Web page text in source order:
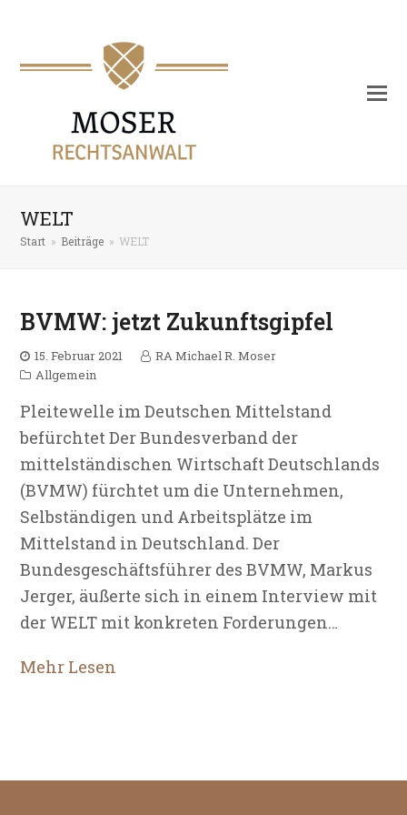
WELT
Start » Beiträge » WELT
BVMW: jetzt Zukunftsgipfel
15. Februar 2021
RA Michael R. Moser
Allgemein
Pleitewelle im Deutschen Mittelstand
befürchtet Der Bundesverband der
mittelständischen Wirtschaft Deutschlands
(BVMW) fürchtet um die Unternehmen,
Selbständigen und Arbeitsplätze im
Mittelstand in Deutschland. Der
Bundesgeschäftsführer des BVMW, Markus
Jerger, äußerte sich in einem Interview mit
der WELT mit konkreten Forderungen…
Mehr Lesen